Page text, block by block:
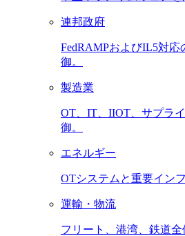
連邦政府
FedRAMPおよびIL5対
御。
製造業
OT、IT、IIOT、サプラ
御。
エネルギー
OTシステムと重要イン
運輸・物流
フリート、港湾、鉄道全